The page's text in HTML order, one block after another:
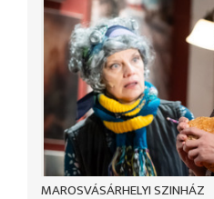
MAROSVÁSÁRHELYI SZINHÁZ